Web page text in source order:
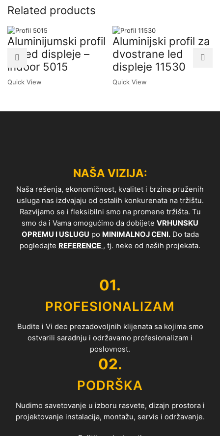
Related products
Aluminijumski profil
za led displeje –
indoor 5015
Quick View
Aluminijski profil za
dvostrane led
displeje 11530
Quick View
NAŠA VIZIJA:
Naša rešenja, ekonomičnost, kvalitet i brzina pruženih
usluga nas izdvajaju od ostalih konkurenata na tržištu.
Razvijamo se i fleksibilni smo na promene tržišta. Tu
smo da i Vama omogućimo da dobijete VRHUNSKU
OPREMU I USLUGU po MINIMALNOJ CENI.Do tada
pogledajte REFERENCE , tj. neke od naših projekata.
01.
PROFESIONALIZAM
Budite i Vi deo prezadovoljnih klijenata sa kojima smo
ostvarili saradnju i održavamo profesionalizam i
poslovnost.
02.
PODRŠKA
Nudimo savetovanje u izboru rasvete, dizajn prostora i
projektovanje instalacija, montažu, servis i održavanje.